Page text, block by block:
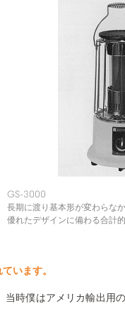
GS-3000
長期に渡り基本形が変わらな
優れたデザインに備わる合計
います。
当時僕はアメリカ輸出用